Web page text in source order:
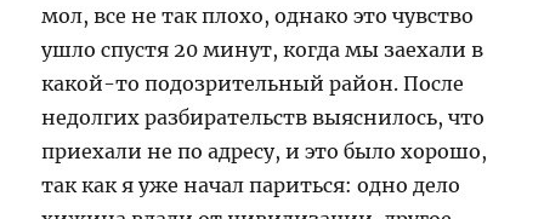
мол, все не так плохо, однако это чувство
ушло спустя 20 минут, когда мы заехали в
какой-то подозрительный район. После
недолгих разбирательств выяснилось, что
приехали не по адресу, и это было хорошо,
так как я уже начал париться: одно дело